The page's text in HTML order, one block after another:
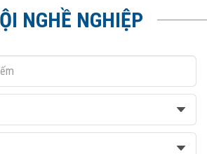
NGHỀ NGHIỆP